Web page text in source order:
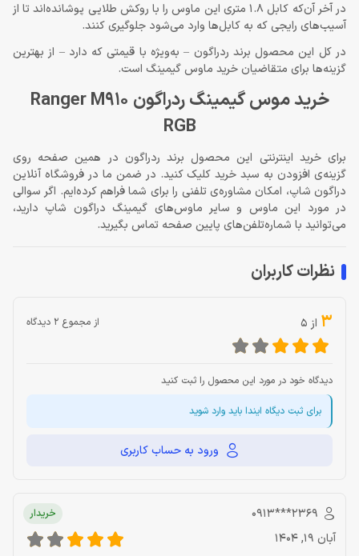
در آخر آن‌که کابل 1.8 متری این ماوس را با روکش طلایی پوشانده‌اند تا از
آسیب‌های رایجی که به کابل‌ها وارد می‌شود جلوگیری کنند.
در کل این محصول برند ردراگون – به‌ویژه با قیمتی که دارد – از بهترین
گزینه‌ها برای متقاضیان خرید ماوس گیمینگ است.
خرید موس گیمینگ ردراگون Ranger M910
RGB
برای خرید اینترنتی این محصول برند ردراگون در همین صفحه روی
گزینه‌ی افزودن به سبد خرید کلیک کنید. در ضمن ما در فروشگاه آنلاین
دراگون شاپ، امکان مشاوره‌ی تلفنی را برای شما فراهم کرده‌ایم. اگر سوالی
در مورد این ماوس و سایر ماوس‌های گیمینگ دراگون شاپ دارید،
می‌توانید با شماره‌تلفن‌های پایین صفحه تماس بگیرید.
نظرات کاربران
3 از 5 از مجموع 2 دیدگاه
دیدگاه خود در مورد این محصول را ثبت کنید
برای ثبت دیگاه ایندا باید وارد شوید
ورود به حساب کاربری
‎0913***2369‎ خریدار
آبان 19, 1404